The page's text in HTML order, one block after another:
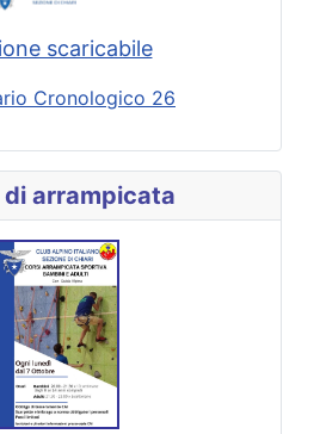
scaricabile
Cronologico 26
di arrampicata